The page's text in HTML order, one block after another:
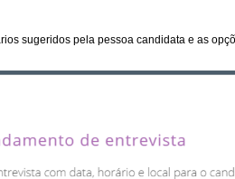
sugeridos pela pessoa candidata e as